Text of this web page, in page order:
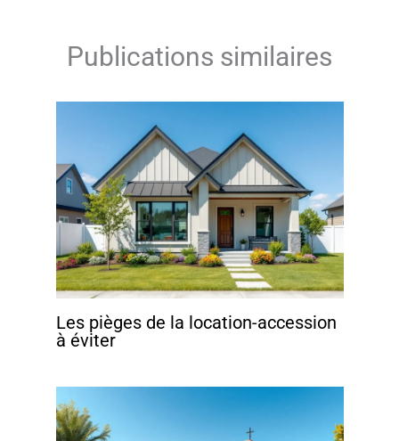
Publications similaires
Les pièges de la location-accession
à éviter